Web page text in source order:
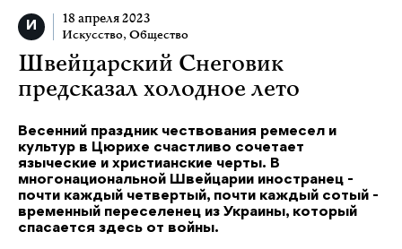
18 апреля 2023
Искусство, Общество
Швейцарский Снеговик
предсказал холодное лето
Весенний праздник чествования ремесел и
культур в Цюрихе счастливо сочетает
языческие и христианские черты. В
многонациональной Швейцарии иностранец -
почти каждый четвертый, почти каждый сотый -
временный переселенец из Украины, который
спасается здесь от войны.